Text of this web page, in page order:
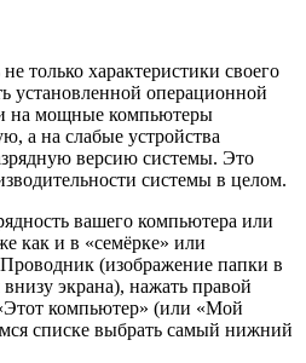
только характеристики своего
установленной операционной
на мощные компьютеры
а на слабые устройства
версию системы. Это
системы в целом.
вашего компьютера или
как и в «семёрке» или
(изображение папки в
экрана), нажать правой
компьютер» (или «Мой
списке выбрать самый нижний